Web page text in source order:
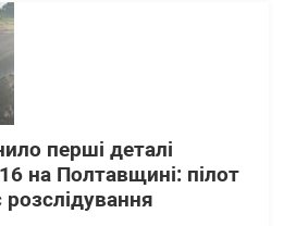
перші деталі
на Полтавщині: пілот